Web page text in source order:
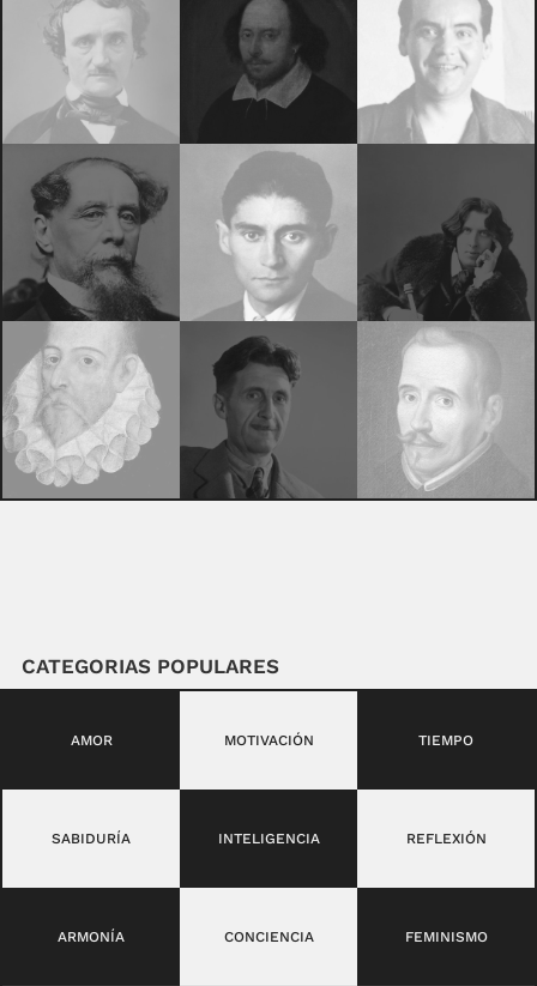
CATEGORIAS POPULARES
AMOR MOTIVACIÓN TIEMPO
SABIDURÍA INTELIGENCIA REFLEXIÓN
ARMONÍA CONCIENCIA FEMINISMO